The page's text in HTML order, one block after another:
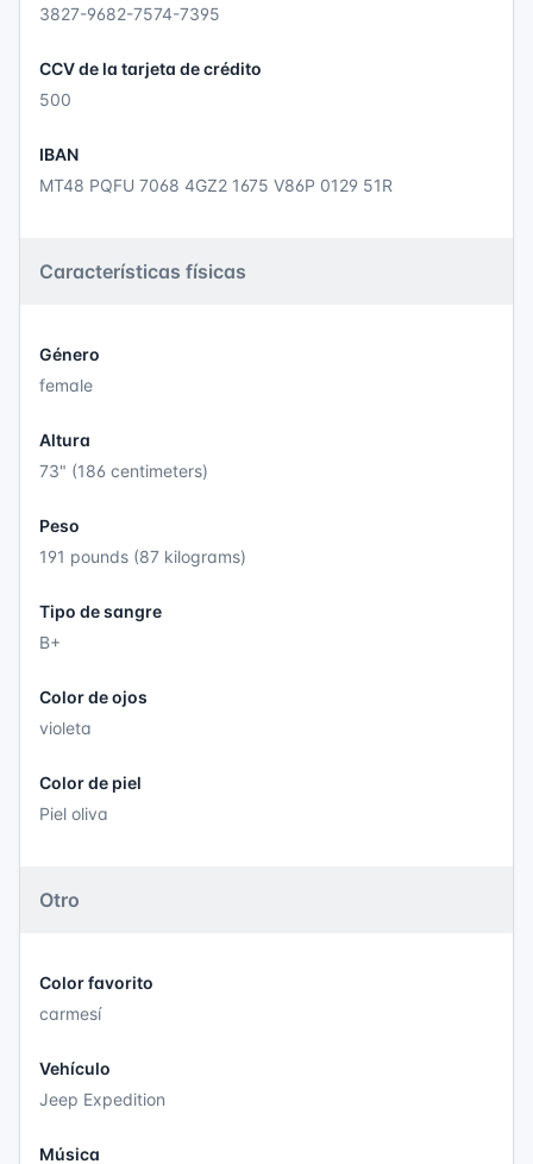
3827-9682-7574-7395
CCV de la tarjeta de crédito
500
IBAN
MT48 PQFU 7068 4GZ2 1675 V86P 0129 51R
Características físicas
Género
female
Altura
73" (186 centimeters)
Peso
191 pounds (87 kilograms)
Tipo de sangre
B+
Color de ojos
violeta
Color de piel
Piel oliva
Otro
Color favorito
carmesí
Vehículo
Jeep Expedition
Música